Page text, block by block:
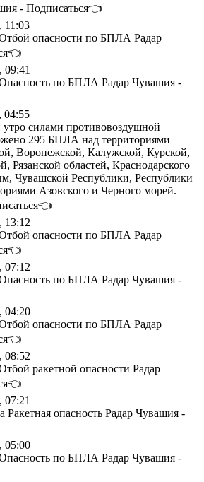
- Подписаться👈
11:03
опасности по БПЛА Радар
09:41
по БПЛА Радар Чувашия -
04:55
силами противовоздушной
295 БПЛА над территориями
Воронежской, Калужской, Курской,
Рязанской областей, Краснодарского
Чувашской Республики, Республики
Азовского и Черного морей.
13:12
опасности по БПЛА Радар
07:12
по БПЛА Радар Чувашия -
04:20
опасности по БПЛА Радар
08:52
ракетной опасности Радар
07:21
Ракетная опасность Радар Чувашия -
05:00
по БПЛА Радар Чувашия -